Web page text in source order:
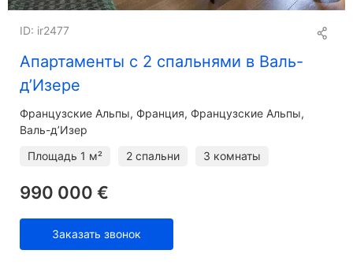
Апартаменты с 2 спальнями в Валь-
д’Изере
ID: ir2477
Французские Альпы Франция, Французские Альпы,
Валь-д’Изер
Площадь 1 м² 2 спальни 3 комнаты
990 000 €
Заказать звонок